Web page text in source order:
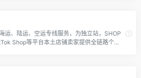
运、陆运、空运专线服务，为独立站，SHOP
Shop等平台本土店铺卖家提供全链路个性